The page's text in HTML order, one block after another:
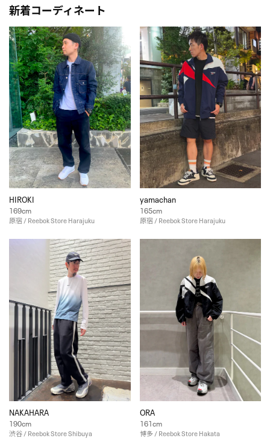
新着コーディネート
HIROKI
169cm
原宿 / Reebok Store Harajuku
yamachan
165cm
原宿 / Reebok Store Harajuku
NAKAHARA
190cm
渋谷 / Reebok Store Shibuya
ORA
161cm
博多 / Reebok Store Hakata